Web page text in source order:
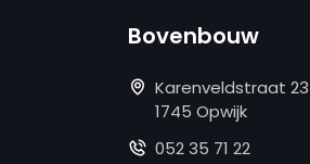
Bovenbouw
Karenveldstraat 23
1745 Opwijk
052 35 71 22